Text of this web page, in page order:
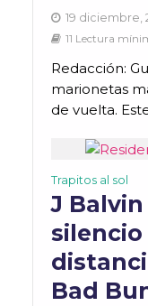
19 diciembre,
11 Lectura
Redacción:
marionetas
de vuelta.
Trapitos al sol
J
silencio
Bad